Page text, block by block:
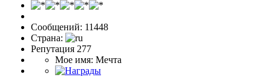
Сообщений: 11448
Страна:
Репутация 277
Мое имя: Мечта